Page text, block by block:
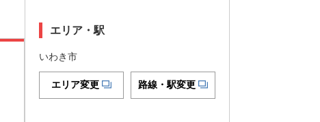
エリア・駅
いわき市
エリア変更 路線・駅変更